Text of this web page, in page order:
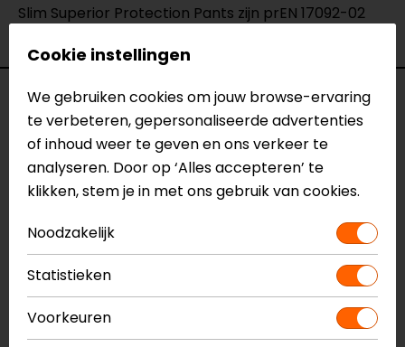
Slim Superior Protection Pants zijn prEN 17092-02
Specificaties
Naam
CLASSIC SLIM LADY TEX
PANTS
Model
2755152
Kleur
Aanritsbaar
Materiaal
Rijstijl
Urban
Cookie instellingen
We gebruiken cookies om jouw browse-ervaring
te verbeteren, gepersonaliseerde advertenties
of inhoud weer te geven en ons verkeer te
analyseren. Door op ‘Alles accepteren’ te
klikken, stem je in met ons gebruik van cookies.
Noodzakelijk
Statistieken
Voorkeuren